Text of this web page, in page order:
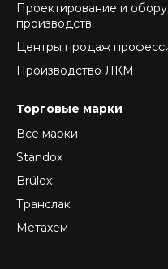
Проектирование и
производств
Центры продаж
Производство ЛКМ
Торговые марки
Все марки
Standox
Brülex
Транслак
Метахем